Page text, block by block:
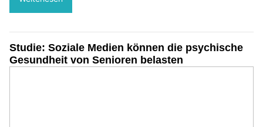
Studie: Soziale Medien können die psychische
Gesundheit von Senioren belasten